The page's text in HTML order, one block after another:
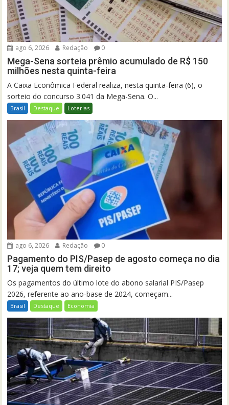
ago 6, 2026 Redação 0
Mega-Sena sorteia prêmio acumulado de R$ 150
milhões nesta quinta-feira
A Caixa Econômica Federal realiza, nesta quinta-feira (6), o
sorteio do concurso 3.041 da Mega-Sena. O...
Brasil Destaque Loterias
ago 6, 2026 Redação 0
Pagamento do PIS/Pasep de agosto começa no dia
17; veja quem tem direito
Os pagamentos do último lote do abono salarial PIS/Pasep
2026, referente ao ano-base de 2024, começam...
Brasil Destaque Economia